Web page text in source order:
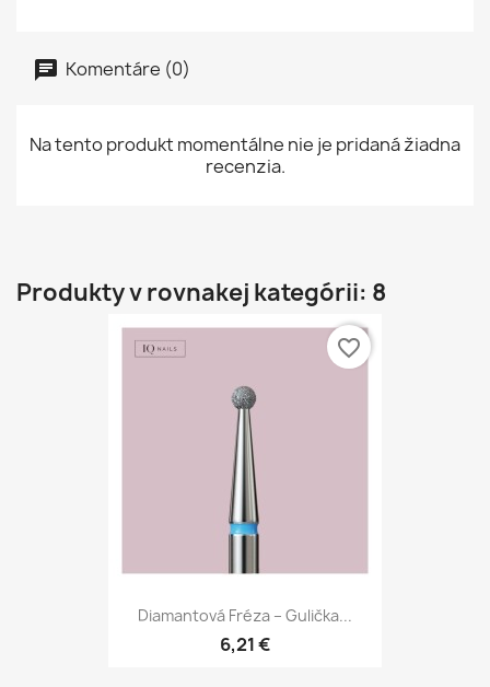
Komentáre (0)
Na tento produkt momentálne nie je pridaná žiadna
recenzia.
Produkty v rovnakej kategórii: 8
Diamantová Fréza – Gulička...
6,21 €
favorite_border